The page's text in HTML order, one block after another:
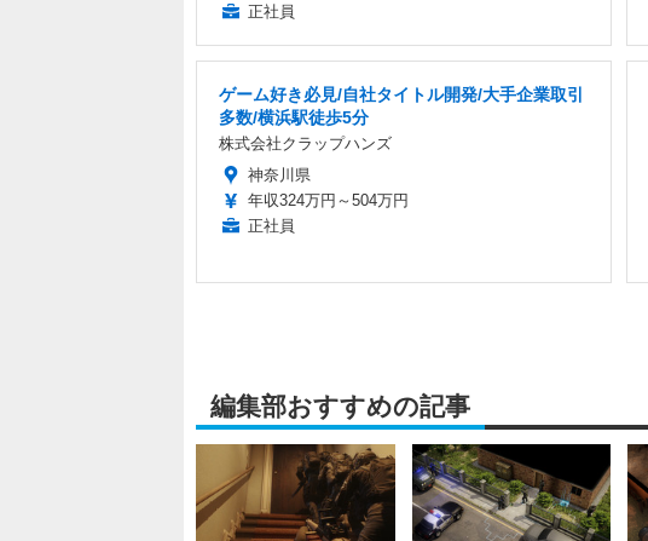
正社員
ゲーム好き必見/自社タイトル開発/大手企業取引
多数/横浜駅徒歩5分
株式会社クラップハンズ
神奈川県
年収324万円～504万円
正社員
編集部おすすめの記事